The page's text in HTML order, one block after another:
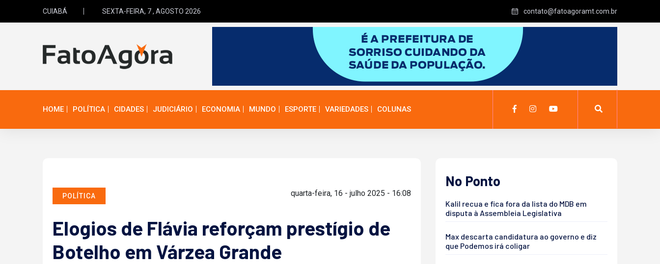
CUIABÁ SEXTA-FEIRA, 7 , AGOSTO 2026 contato@fatoagoramt.com.br
HOME POLÍTICA CIDADES JUDICIÁRIO ECONOMIA MUNDO ESPORTE VARIEDADES COLUNAS
POLÍTICA quarta-feira, 16 - julho 2025 - 16:08
Elogios de Flávia reforçam prestígio de
Botelho em Várzea Grande
No Ponto
Kalil recua e fica fora da lista do MDB em
disputa à Assembleia Legislativa
Max descarta candidatura ao governo e diz
que Podemos irá coligar